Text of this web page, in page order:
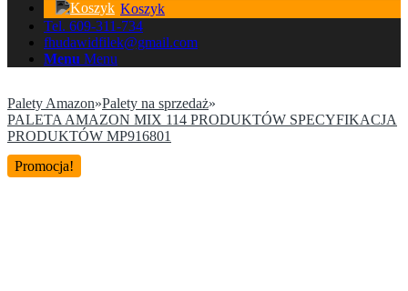
Koszyk
Tel. 609-311-734
fhudawidfilek@gmail.com
Menu Menu
Palety Amazon»Palety na sprzedaż»
PALETA AMAZON MIX 114 PRODUKTÓW SPECYFIKACJA
PRODUKTÓW MP916801
Promocja!